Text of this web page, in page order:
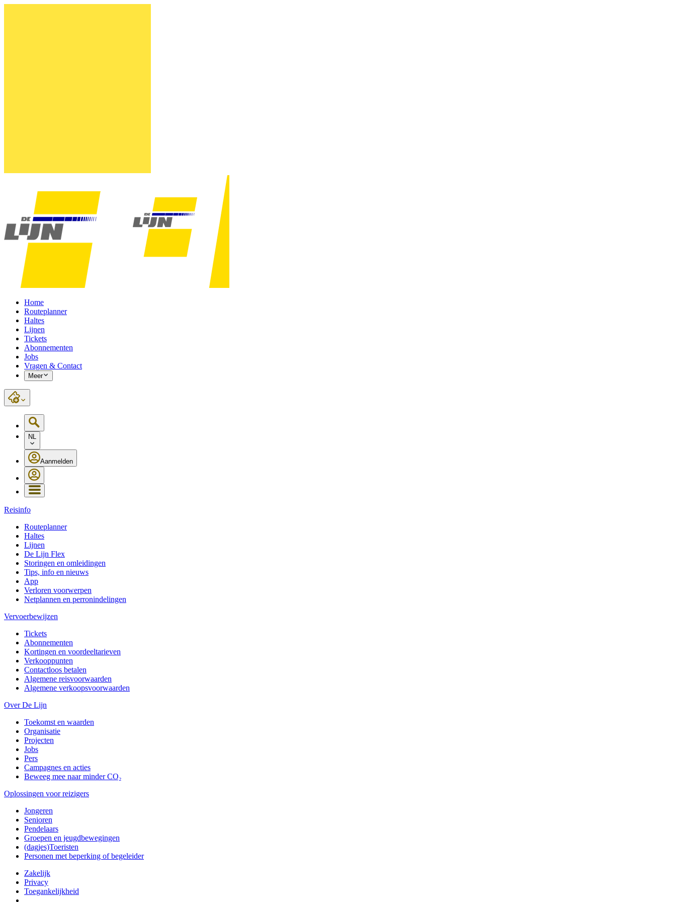
Home
Routeplanner
Haltes
Lijnen
Tickets
Abonnementen
Jobs
Vragen & Contact
Meer
NL
Aanmelden
Reisinfo
Routeplanner
Haltes
Lijnen
De Lijn Flex
Storingen en omleidingen
Tips, info en nieuws
App
Verloren voorwerpen
Netplannen en perronindelingen
Vervoerbewijzen
Tickets
Abonnementen
Kortingen en voordeeltarieven
Verkooppunten
Contactloos betalen
Algemene reisvoorwaarden
Algemene verkoopsvoorwaarden
Over De Lijn
Toekomst en waarden
Organisatie
Projecten
Jobs
Pers
Campagnes en acties
Beweeg mee naar minder CO₂
Oplossingen voor reizigers
Jongeren
Senioren
Pendelaars
Groepen en jeugdbewegingen
(dagjes)Toeristen
Personen met beperking of begeleider
Zakelijk
Privacy
Toegankelijkheid